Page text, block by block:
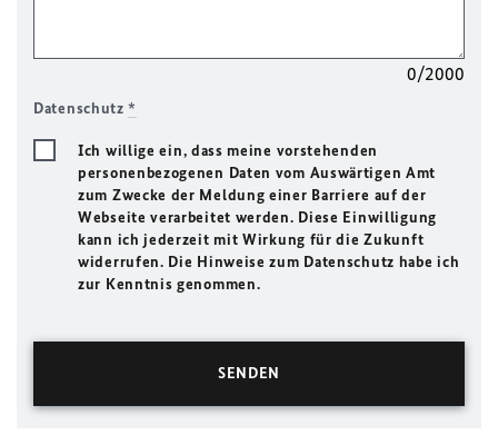
0/2000
Datenschutz*
Ich willige ein, dass meine vorstehenden
personenbezogenen Daten vom Auswärtigen Amt
zum Zwecke der Meldung einer Barriere auf der
Webseite verarbeitet werden. Diese Einwilligung
kann ich jederzeit mit Wirkung für die Zukunft
widerrufen. Die Hinweise zum Datenschutz habe ich
zur Kenntnis genommen.